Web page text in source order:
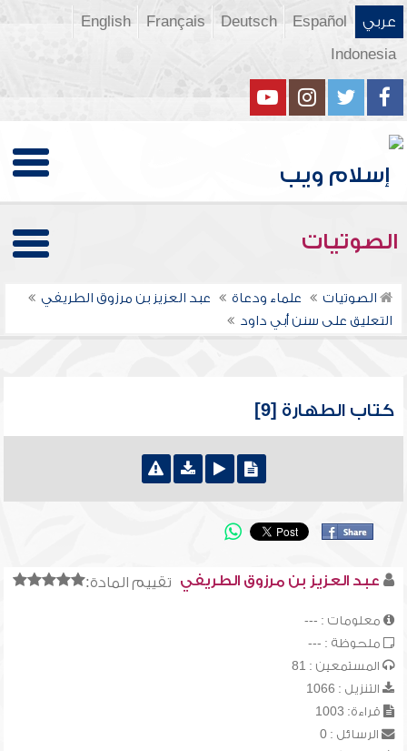
عربي Español
Deutsch
Français
English
Indonesia
الصوتيات
الصوتيات علماء ودعاة
عبد العزيز بن مرزوق الطريفي
التعليق على سنن أبي داود
كتاب الطهارة [9]
تقييم المادة: عبد العزيز بن مرزوق الطريفي
معلومات : ---
ملحوظة : ---
المستمعين : 81
التنزيل : 1066
قراءة: 1003
الرسائل : 0